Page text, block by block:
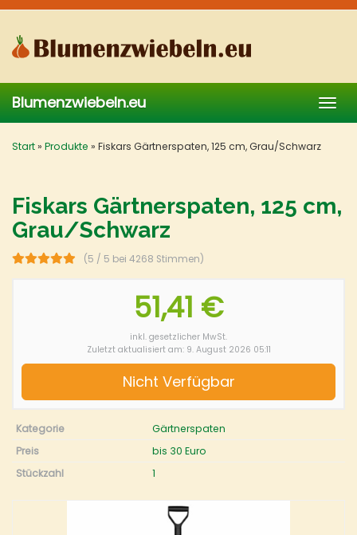
Skip
main
content
Blumenzwiebeln.eu
Start» Produkte » Fiskars Gärtnerspaten, 125 cm, Grau/Schwarz
Fiskars Gärtnerspaten, 125 cm,
Grau/Schwarz
(5 / 5 bei 4268 Stimmen)
51,41 €
inkl. gesetzlicher MwSt.
Zuletzt aktualisiert am: 9. August 2026 05:11
Nicht Verfügbar
Kategorie
Gärtnerspaten
Preis
bis 30 Euro
Stückzahl
1